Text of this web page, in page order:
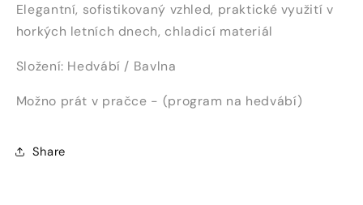
Elegantní, sofistikovaný vzhled, praktické využití v
horkých letních dnech, chladicí materiál
Složení: Hedvábí / Bavlna
Možno prát v pračce - (program na hedvábí)
Share